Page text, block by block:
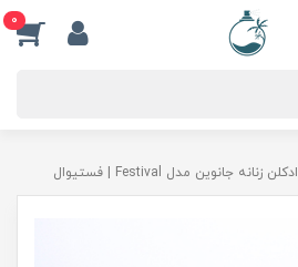
0
ادکلن زنانه جانوین مدل Festival | فستیوال